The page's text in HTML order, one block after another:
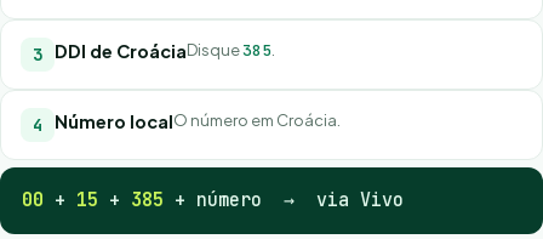
DDI de CroáciaDisque385
Número localO número em Croácia.
00 + 15 + 385 + número → via Vivo